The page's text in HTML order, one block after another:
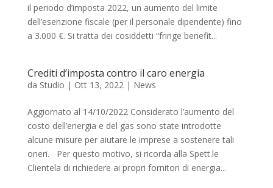
il periodo d’imposta 2022, un aumento del limite
dell’esenzione fiscale (per il personale dipendente) fino
a 3.000 €. Si tratta dei cosiddetti “fringe benefit...
Crediti d’imposta contro il caro energia
da Studio | Ott 13, 2022| News
Aggiornato al 14/10/2022 Considerato l’aumento del
costo dell’energia e del gas sono state introdotte
alcune misure per aiutare le imprese a sostenere tali
oneri. Per questo motivo, si ricorda alla Spett.le
Clientela di richiedere ai propri fornitori di energia...